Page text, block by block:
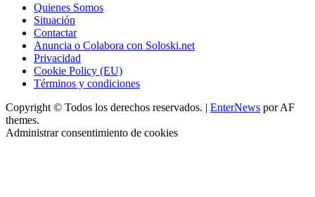
Quienes Somos
Situación
Contactar
Anuncia o Colabora con Soloski.net
Privacidad
Cookie Policy (EU)
Términos y condiciones
Copyright © Todos los derechos reservados. | EnterNews por AF
themes.
Administrar consentimiento de cookies